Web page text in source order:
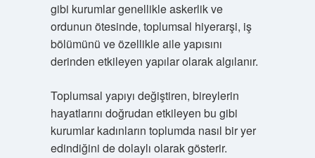
gibi kurumlar genellikle askerlik ve
ordunun ötesinde, toplumsal hiyerarşi, iş
bölümünü ve özellikle aile yapısını
derinden etkileyen yapılar olarak algılanır.
Toplumsal yapıyı değiştiren, bireylerin
hayatlarını doğrudan etkileyen bu gibi
kurumlar kadınların toplumda nasıl bir yer
edindiğini de dolaylı olarak gösterir.